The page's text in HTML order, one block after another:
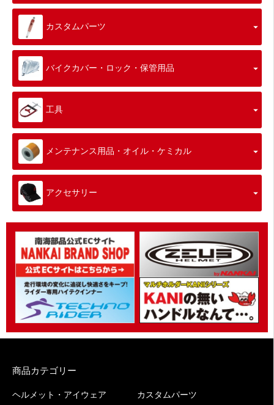
カスタムパーツ
バイクカバー・ロック・保管用品
工具
メンテナンス用品・オイル・ケミカル
アクセサリー
商品カテゴリー
ヘルメット・アイウェア
カスタムパーツ